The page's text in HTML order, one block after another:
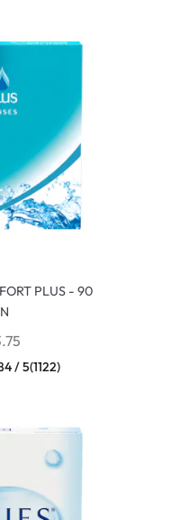
PLUS - 90
/ 5(1122)